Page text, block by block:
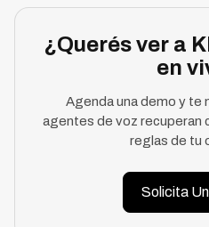
¿Querés ver a
en
Agenda una demo y te
agentes de voz recuperan
reglas de tu
Solicita